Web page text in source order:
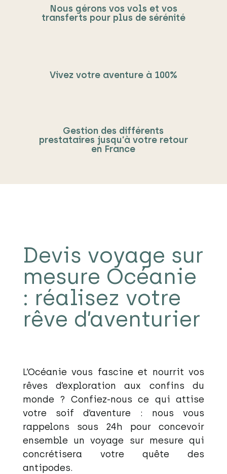
Nous gérons vos vols et vos
transferts pour plus de sérénité
Vivez votre aventure à 100%
Gestion des différents
prestataires jusqu’à votre retour
en France
Devis voyage sur
mesure Océanie
: réalisez votre
rêve d’aventurier
L’Océanie vous fascine et nourrit vos
rêves d’exploration aux confins du
monde ? Confiez-nous ce qui attise
votre soif d’aventure : nous vous
rappelons sous 24h pour concevoir
ensemble un voyage sur mesure qui
concrétisera votre quête des
antipodes.